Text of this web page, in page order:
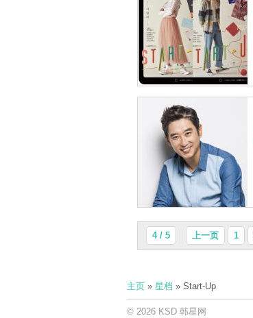
4 / 5 上一页 1
主页» 星档 » Start-Up
© 2026 KSD 韩星网